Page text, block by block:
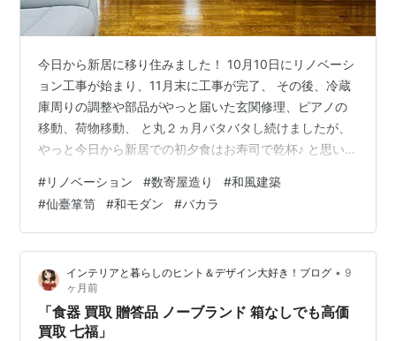
今日から新居に移り住みました！ 10月10日にリノベーシ
ョン工事が始まり、11月末に工事が完了、 その後、冷蔵
庫周りの調整や部品がやっと届いた玄関修理、ピアノの
移動、荷物移動、 と丸２ヵ月バタバタし続けましたが、
やっと今日から新居での初夕食はお寿司で乾杯♪ と思い鍋
言わず真っ青に… 説明書を読み「困った時には？」のペ
ージでIH専用ブレーカーの言葉を見つけて、 やっと無事
に夕食が出来上がりホッとしているところです。 せっか
く新しい家なのだからと多くの家電も新しくしたの
で？？なことばかり！ 今夜だけでもIH、電子レンジ、エ
コキュート、明日朝はきっ…
#リノベーション #数寄屋造り #和風建築
#仙臺箪笥 #和モダン #バカラ
インテリアと暮らしのヒント＆デザイン大好き！ブログ • 9
ヶ月前
「食器 買取 贈答品 ノーブランド 箱なしでも高価
買取 七福」